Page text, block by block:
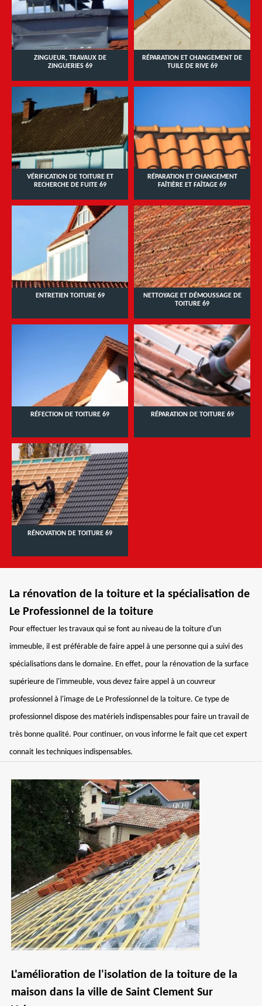
ZINGUEUR, TRAVAUX DE
ZINGUERIES 69
RÉPARATION ET CHANGEMENT DE
TUILE DE RIVE 69
VÉRIFICATION DE TOITURE ET
RECHERCHE DE FUITE 69
RÉPARATION ET CHANGEMENT
FAÎTIÈRE ET FAÎTAGE 69
ENTRETIEN TOITURE 69
NETTOYAGE ET DÉMOUSSAGE DE
TOITURE 69
RÉFECTION DE TOITURE 69 RÉPARATION DE TOITURE 69
RÉNOVATION DE TOITURE 69
La rénovation de la toiture et la spécialisation de
Le Professionnel de la toiture
Pour effectuer les travaux qui se font au niveau de la toiture d'un
immeuble, il est préférable de faire appel à une personne qui a suivi des
spécialisations dans le domaine. En effet, pour la rénovation de la surface
supérieure de l'immeuble, vous devez faire appel à un couvreur
professionnel à l'image de Le Professionnel de la toiture. Ce type de
professionnel dispose des matériels indispensables pour faire un travail de
très bonne qualité. Pour continuer, on vous informe le fait que cet expert
connait les techniques indispensables.
L'amélioration de l'isolation de la toiture de la
maison dans la ville de Saint Clement Sur